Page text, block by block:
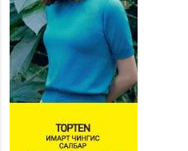
сэрэмжлэхийг
Онцгой байдлын газраас
2026 оны 7 сар 20 / 9 цаг 09 минут
311 алба хаагч, 119 техник
үер усны аюул, болзошгүй
байна
Аяллаа зөв төлөвлөхийг иргэдэд